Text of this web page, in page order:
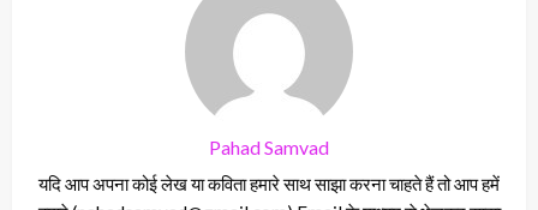
Pahad Samvad
यदि आप अपना कोई लेख या कविता हमारे साथ साझा करना चाहते हैं तो आप हमें